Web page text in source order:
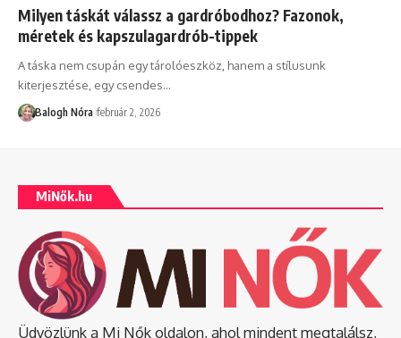
Milyen táskát válassz a gardróbodhoz? Fazonok,
méretek és kapszulagardrób-tippek
A táska nem csupán egy tárolóeszköz, hanem a stílusunk
kiterjesztése, egy csendes…
Balogh Nóra február 2, 2026
MiNők.hu
Üdvözlünk a Mi Nők oldalon, ahol mindent megtalálsz,